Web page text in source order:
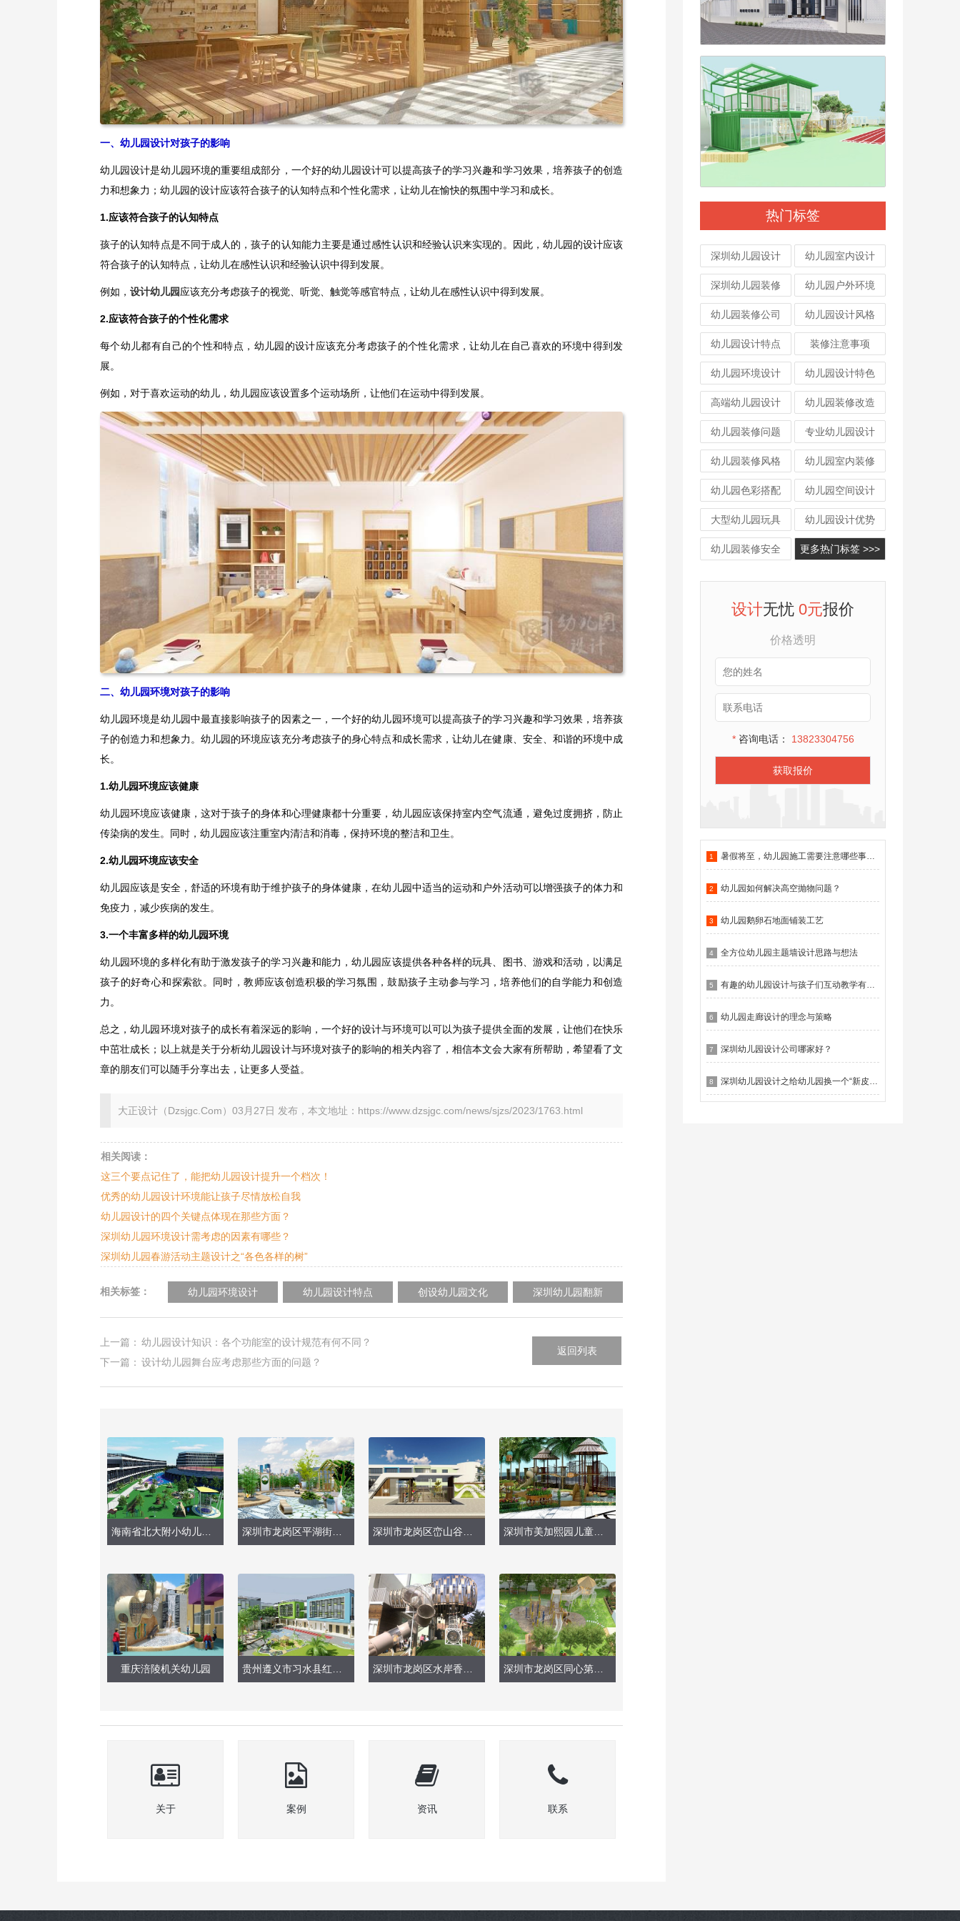
一、幼儿园设计对孩子的影响
幼儿园设计是幼儿园环境的重要组成部分，一个好的幼儿园设计可以提高孩子的学习兴趣和学习效果，培养孩子的创造
力和想象力；幼儿园的设计应该符合孩子的认知特点和个性化需求，让幼儿在愉快的氛围中学习和成长。
1.应该符合孩子的认知特点
孩子的认知特点是不同于成人的，孩子的认知能力主要是通过感性认识和经验认识来实现的。因此，幼儿园的设计应该
符合孩子的认知特点，让幼儿在感性认识和经验认识中得到发展。
例如， 设计幼儿园应该充分考虑孩子的视觉、听觉、触觉等感官特点，让幼儿在感性认识中得到发展。
2.应该符合孩子的个性化需求
每个幼儿都有自己的个性和特点，幼儿园的设计应该充分考虑孩子的个性化需求，让幼儿在自己喜欢的环境中得到发
展。
例如，对于喜欢运动的幼儿，幼儿园应该设置多个运动场所，让他们在运动中得到发展。
二、幼儿园环境对孩子的影响
幼儿园环境是幼儿园中最直接影响孩子的因素之一，一个好的幼儿园环境可以提高孩子的学习兴趣和学习效果，培养孩
子的创造力和想象力。幼儿园的环境应该充分考虑孩子的身心特点和成长需求，让幼儿在健康、安全、和谐的环境中成
长。
1.幼儿园环境应该健康
幼儿园环境应该健康，这对于孩子的身体和心理健康都十分重要，幼儿园应该保持室内空气流通，避免过度拥挤，防止
传染病的发生。同时，幼儿园应该注重室内清洁和消毒，保持环境的整洁和卫生。
2.幼儿园环境应该安全
幼儿园应该是安全，舒适的环境有助于维护孩子的身体健康，在幼儿园中适当的运动和户外活动可以增强孩子的体力和
免疫力，减少疾病的发生。
3.一个丰富多样的幼儿园环境
幼儿园环境的多样化有助于激发孩子的学习兴趣和能力，幼儿园应该提供各种各样的玩具、图书、游戏和活动，以满足
孩子的好奇心和探索欲。同时，教师应该创造积极的学习氛围，鼓励孩子主动参与学习，培养他们的自学能力和创造
力。
总之，幼儿园环境对孩子的成长有着深远的影响，一个好的设计与环境可以可以为孩子提供全面的发展，让他们在快乐
中茁壮成长；以上就是关于分析幼儿园设计与环境对孩子的影响的相关内容了，相信本文会大家有所帮助，希望看了文
章的朋友们可以随手分享出去，让更多人受益。
大正设计（Dzsjgc.Com）03月27日 发布，本文地址：https://www.dzsjgc.com/news/sjzs/2023/1763.html
热门标签
深圳幼儿园设计 幼儿园室内设计
深圳幼儿园装修 幼儿园户外环境
幼儿园装修公司 幼儿园设计风格
幼儿园设计特点 装修注意事项
幼儿园环境设计 幼儿园设计特色
高端幼儿园设计 幼儿园装修改造
幼儿园装修问题 专业幼儿园设计
幼儿园装修风格 幼儿园室内装修
幼儿园色彩搭配 幼儿园空间设计
大型幼儿园玩具 幼儿园设计优势
幼儿园装修安全 更多热门标签 >>>
设计无忧0元报价
价格透明
*咨询电话： 13823304756
获取报价
1 暑假将至，幼儿园施工需要注意哪些事项？
2 幼儿园如何解决高空抛物问题？
3 幼儿园鹅卵石地面铺装工艺
4 全方位幼儿园主题墙设计思路与想法
5 有趣的幼儿园设计与孩子们互动教学有什么作用？
6 幼儿园走廊设计的理念与策略
7 深圳幼儿园设计公司哪家好？
8 深圳幼儿园设计之给幼儿园换一个“新皮肤”
相关阅读：
这三个要点记住了，能把幼儿园设计提升一个档次！
优秀的幼儿园设计环境能让孩子尽情放松自我
幼儿园设计的四个关键点体现在那些方面？
深圳幼儿园环境设计需考虑的因素有哪些？
深圳幼儿园春游活动主题设计之“各色各样的树”
相关标签： 幼儿园环境设计 幼儿园设计特点 创设幼儿园文化 深圳幼儿园翻新
返回列表
上一篇： 幼儿园设计知识：各个功能室的设计规范有何不同？
下一篇： 设计幼儿园舞台应考虑那些方面的问题？
海南省北大附小幼儿园（户外玩具设施） 深圳市龙岗区平湖街道中心幼儿园（天台改造） 深圳市龙岗区峦山谷幼儿园（户外、大型玩具安装） 深圳市美加熙园儿童中心
重庆涪陵机关幼儿园
关于 案例 资讯 联系